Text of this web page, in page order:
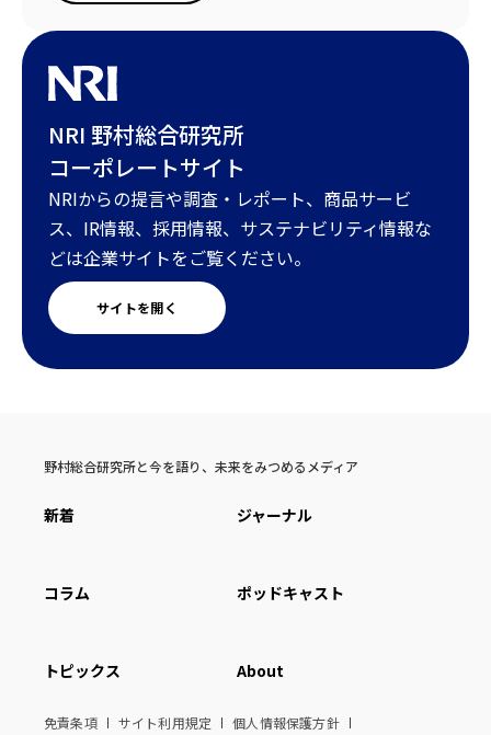
NRI 野村総合研究所
コーポレートサイト
NRIからの提言や調査・レポート、商品サービ
ス、IR情報、採用情報、サステナビリティ情報な
どは企業サイトをご覧ください。
サイトを開く
野村総合研究所と今を語り、未来をみつめるメディア
新着 ジャーナル
コラム ポッドキャスト
トピックス About
免責条項 サイト利用規定
個人情報保護方針